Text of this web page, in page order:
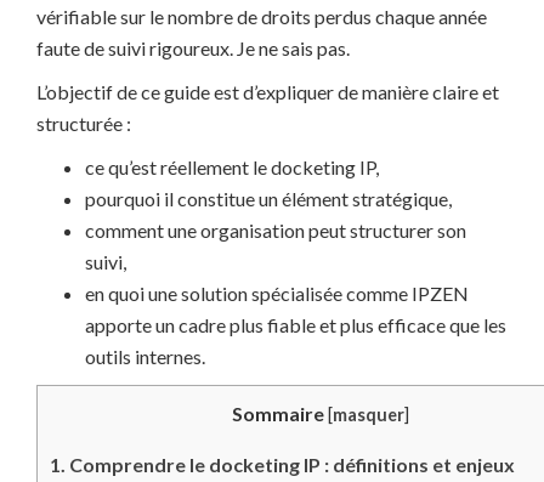
vérifiable sur le nombre de droits perdus chaque année
faute de suivi rigoureux. Je ne sais pas.
L’objectif de ce guide est d’expliquer de manière claire et
structurée :
ce qu’est réellement le docketing IP,
pourquoi il constitue un élément stratégique,
comment une organisation peut structurer son
suivi,
en quoi une solution spécialisée comme IPZEN
apporte un cadre plus fiable et plus efficace que les
outils internes.
Sommaire [masquer]
1. Comprendre le docketing IP : définitions et enjeux